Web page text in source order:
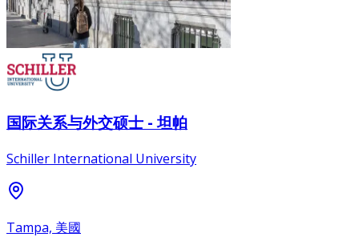
国际关系与外交硕士 - 坦帕
Schiller International University
Tampa, 美國